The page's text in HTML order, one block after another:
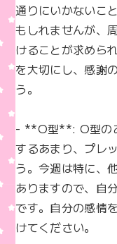
通りにいかないこ
もしれませんが、
けることが求めら
を大切にし、感謝
う。
- **O型**: O型の
するあまり、プレ
う。今週は特に、
ありますので、自
です。自分の感情
けてください。